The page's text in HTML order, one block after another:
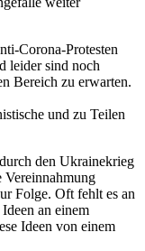
Corona-Protesten
leider sind noch
Bereich zu erwarten.
und zu Teilen
den Ukrainekrieg
Vereinnahmung
Folge. Oft fehlt es an
an einem
Ideen von einem